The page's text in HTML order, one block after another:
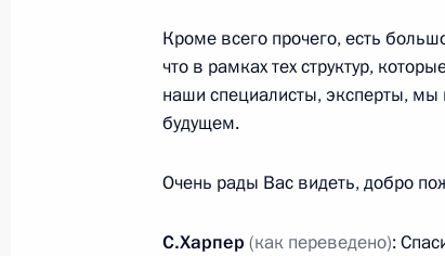
Совещание с руководством
10 сентября 2012 года, 06:00
Кроме всего прочего, есть
что в рамках тех структур,
наши специалисты, эксперты,
будущем.
Очень рады Вас видеть, добро
С.Харпер (как переведено):